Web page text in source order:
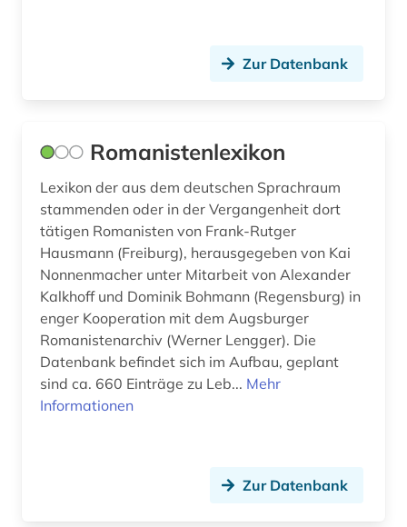
Zur Datenbank
Romanistenlexikon
Lexikon der aus dem deutschen Sprachraum
stammenden oder in der Vergangenheit dort
tätigen Romanisten von Frank-Rutger
Hausmann (Freiburg), herausgegeben von Kai
Nonnenmacher unter Mitarbeit von Alexander
Kalkhoff und Dominik Bohmann (Regensburg) in
enger Kooperation mit dem Augsburger
Romanistenarchiv (Werner Lengger). Die
Datenbank befindet sich im Aufbau, geplant
sind ca. 660 Einträge zu Leb... Mehr
Informationen
Zur Datenbank